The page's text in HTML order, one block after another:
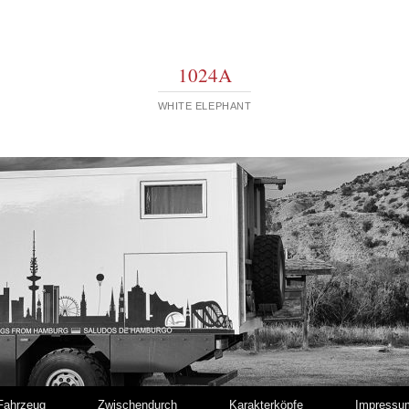
1024A
WHITE ELEPHANT
Zwischendurch Karakterköpfe